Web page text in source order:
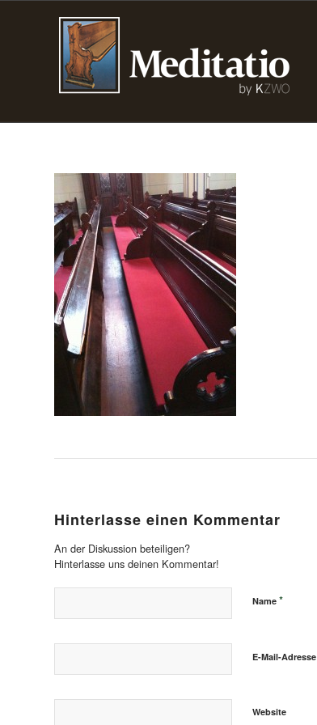
Hinterlasse einen Kommentar
An der Diskussion beteiligen?
Hinterlasse uns deinen Kommentar!
Name *
E-Mail-Adresse
Website